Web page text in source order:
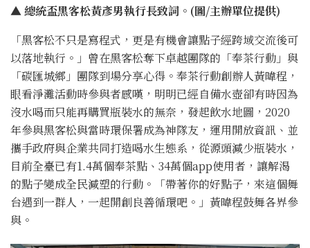
▲ 總統盃黑客松黃彥男執行長致詞。(圖/主辦單位提供)
「黑客松不只是寫程式，更是有機會讓點子經跨域交流後可
以落地執行。」曾在黑客松奪下卓越團隊的「奉茶行動」與
「碳匯城鄉」團隊到場分享心得。奉茶行動創辦人黃暐程，
眼看淨灘活動時參與者感嘆，明明已經自備水壺卻有時因為
沒水喝而只能再購買瓶裝水的無奈，發起飲水地圖，2020
年參與黑客松與當時環保署成為神隊友，運用開放資訊、並
攜手政府與企業共同打造喝水生態系，從源頭減少瓶裝水，
目前全臺已有1.4萬個奉茶點、34萬個app使用者，讓解渴
的點子變成全民減塑的行動。「帶著你的好點子，來這個舞
台遇到一群人，一起開創良善循環吧。」黃暐程鼓舞各界參
與。